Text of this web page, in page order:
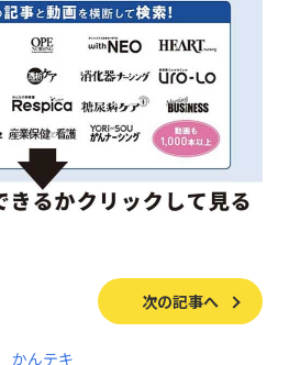
次の記事へ
かんテキ